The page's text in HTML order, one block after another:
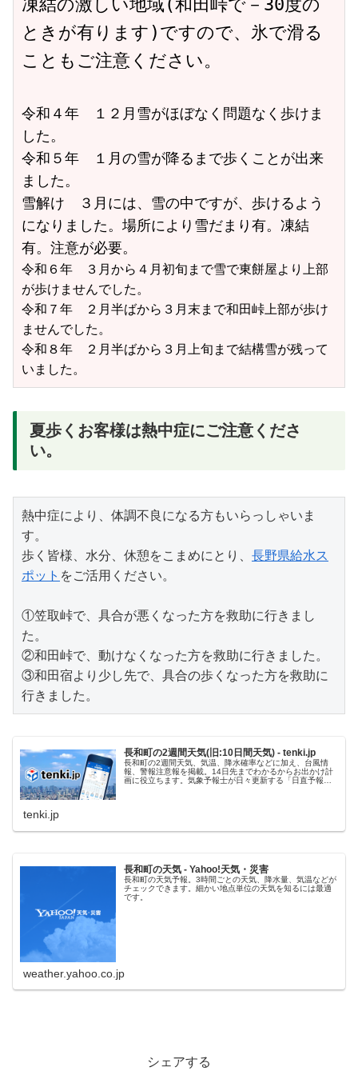
凍結の激しい地域(和田峠で－30度の
ときが有ります)ですので、氷で滑る
こともご注意ください。
令和４年　１２月雪がほぼなく問題なく歩けま
した。
令和５年　１月の雪が降るまで歩くことが出来
ました。
雪解け　３月には、雪の中ですが、歩けるよう
になりました。場所により雪だまり有。凍結
有。注意が必要。
令和６年　３月から４月初旬まで雪で東餅屋より上部
が歩けませんでした。
令和７年　２月半ばから３月末まで和田峠上部が歩け
ませんでした。
令和８年　２月半ばから３月上旬まで結構雪が残って
いました。
夏歩くお客様は熱中症にご注意くださ
い。
熱中症により、体調不良になる方もいらっしゃいま
す。
歩く皆様、水分、休憩をこまめにとり、 長野県給水ス
ポット をご活用ください。
①笠取峠で、具合が悪くなった方を救助に行きまし
た。
②和田峠で、動けなくなった方を救助に行きました。
③和田宿より少し先で、具合の歩くなった方を救助に
行きました。
長和町の2週間天気(旧:10日間天気) - tenki.jp
長和町の2週間天気、気温、降水確率などに加え、台風情
報、警報注意報を掲載。14日先までわかるからお出かけ計
画に役立ちます。気象予報士が日々更新する「日直予報
tenki.jp
長和町の天気 - Yahoo!天気・災害
長和町の天気予報。3時間ごとの天気、降水量、気温などが
チェックできます。細かい地点単位の天気を知るには最適
です。
weather.yahoo.co.jp
シェアする